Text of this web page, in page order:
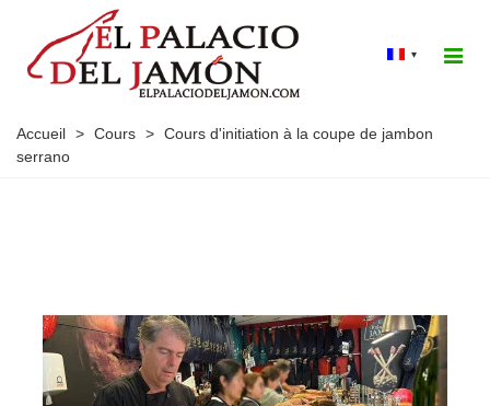
▾
Accueil > Cours > Cours d'initiation à la coupe de jambon
serrano